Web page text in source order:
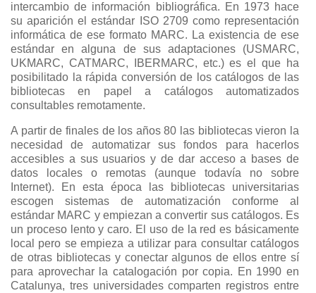
intercambio de información bibliográfica. En 1973 hace
su aparición el estándar ISO 2709 como representación
informática de ese formato MARC. La existencia de ese
estándar en alguna de sus adaptaciones (USMARC,
UKMARC, CATMARC, IBERMARC, etc.) es el que ha
posibilitado la rápida conversión de los catálogos de las
bibliotecas en papel a catálogos automatizados
consultables remotamente.
A partir de finales de los años 80 las bibliotecas vieron la
necesidad de automatizar sus fondos para hacerlos
accesibles a sus usuarios y de dar acceso a bases de
datos locales o remotas (aunque todavía no sobre
Internet). En esta época las bibliotecas universitarias
escogen sistemas de automatización conforme al
estándar MARC y empiezan a convertir sus catálogos. Es
un proceso lento y caro. El uso de la red es básicamente
local pero se empieza a utilizar para consultar catálogos
de otras bibliotecas y conectar algunos de ellos entre sí
para aprovechar la catalogación por copia. En 1990 en
Catalunya, tres universidades comparten registros entre